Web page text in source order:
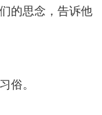
的思念，告诉他
俗。